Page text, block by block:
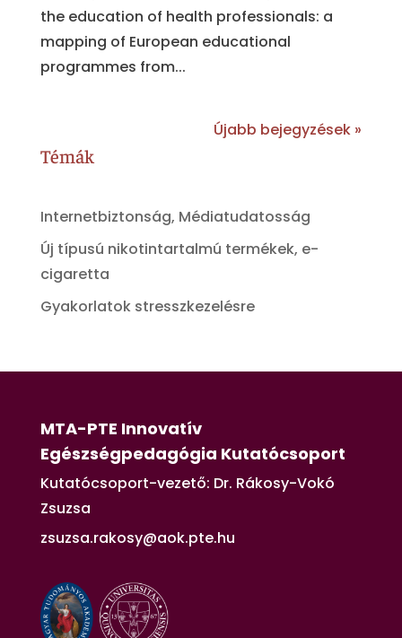
the education of health professionals: a
mapping of European educational
programmes from...
Újabb bejegyzések »
Témák
Internetbiztonság, Médiatudatosság
Új típusú nikotintartalmú termékek, e-
cigaretta
Gyakorlatok stresszkezelésre
MTA-PTE Innovatív
Egészségpedagógia Kutatócsoport
Kutatócsoport-vezető: Dr. Rákosy-Vokó
Zsuzsa
zsuzsa.rakosy@aok.pte.hu